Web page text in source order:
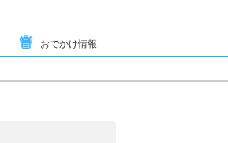
おでかけ情報